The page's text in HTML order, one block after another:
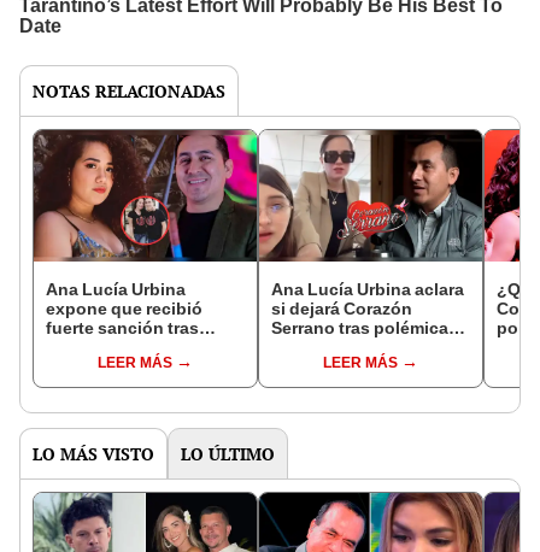
NOTAS RELACIONADAS
Ana Lucía Urbina
expone que recibió
fuerte sanción tras
Guerrero: "Me jalan la
billetera"
LEER MÁS
Ana Lucía Urbina aclara
si dejará Corazón
Serrano tras polémica
"¿Cómo me tratarán en
Son del Duke?"
LEER MÁS
LO MÁS VISTO LO ÚLTIMO